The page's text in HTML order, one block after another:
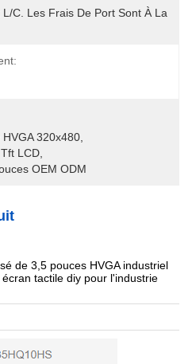
C. Les Frais De Port Sont À La
320x480
LCD
OEM ODM
de 3,5 pouces HVGA industriel
tactile diy pour l'industrie